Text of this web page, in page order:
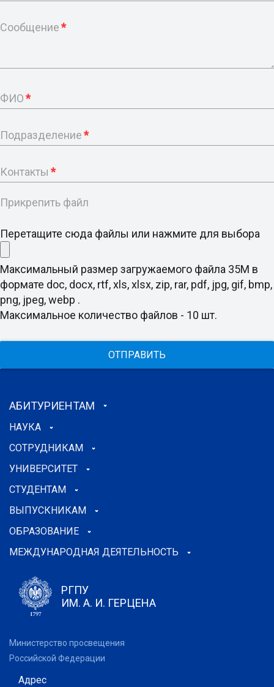
Сообщение*
ФИО*
Подразделение*
Контакты *
Прикрепить файл
Перетащите сюда файлы или нажмите для выбора
Максимальный размер загружаемого файла 35M в
формате doc, docx, rtf, xls, xlsx, zip, rar, pdf, jpg, gif, bmp,
png, jpeg, webp .
Максимальное количество файлов - 10 шт.
ОТПРАВИТЬ
АБИТУРИЕНТАМ
НАУКА
СОТРУДНИКАМ
УНИВЕРСИТЕТ
СТУДЕНТАМ
ВЫПУСКНИКАМ
ОБРАЗОВАНИЕ
МЕЖДУНАРОДНАЯ ДЕЯТЕЛЬНОСТЬ
РГПУ
ИМ. А. И. ГЕРЦЕНА
Министерство просвещения
Российской Федерации
Адрес